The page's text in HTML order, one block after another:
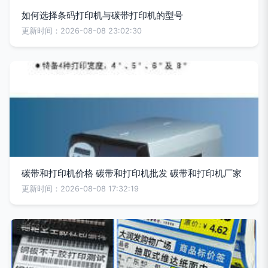
如何选择条码打印机与碳带打印机的型号
更新时间：2026-08-08 23:02:30
碳带和打印机价格 碳带和打印机批发 碳带和打印机厂家
更新时间：2026-08-08 17:32:19